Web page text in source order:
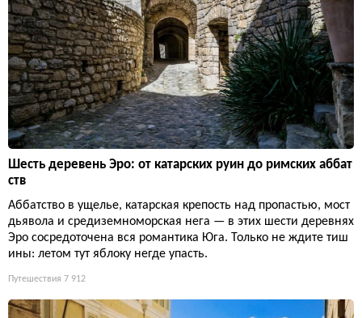
ины: летом тут яблоку негде упасть.
Путешествия 7 912
Остров Эльба: как сосланный Наполеон построил импери